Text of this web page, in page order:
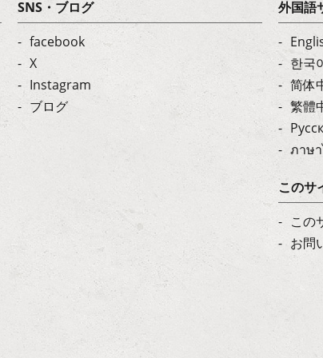
SNS・ブログ
facebook
X
Instagram
ブログ
外国語
한국
简体
繁體
ภาษ
このサ
この
お問